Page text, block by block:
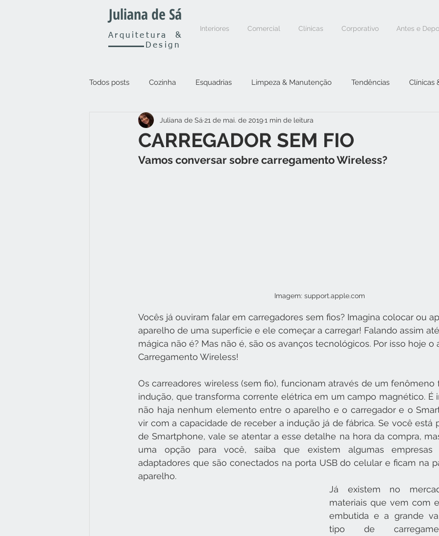
Juliana de Sá
Arquitetura&
Design
Interiores Comercial Clínicas Corporativo Antes e
Todos posts Cozinha Esquadrias Limpeza & Manutenção Tendências Clínicas
CARREGADOR SEM FIO
Juliana de Sá 21 de mai. de 20191 min de leitura
Vamos conversar sobre carregamento Wireless?
Imagem: support.apple.com
Vocês já ouviram falar em carregadores sem fios? Imagina colocar ou
aparelho de uma superfície e ele começar a carregar! Falando assim
mágica não é? Mas não é, são os avanços tecnológicos. Por isso hoje
Carregamento Wireless!
Os carreadores wireless (sem fio), funcionam através de um fenômeno
indução, que transforma corrente elétrica em um campo magnético. É
não haja nenhum elemento entre o aparelho e o carregador e o
vir com a capacidade de receber a indução já de fábrica. Se você está
de Smartphone, vale se atentar a esse detalhe na hora da compra,
uma opção para você, saiba que existem algumas empresas
adaptadores que são conectados na porta USB do celular e ficam na
aparelho.
Já existem no
materiais que vem com
embutida e a grande
tipo de